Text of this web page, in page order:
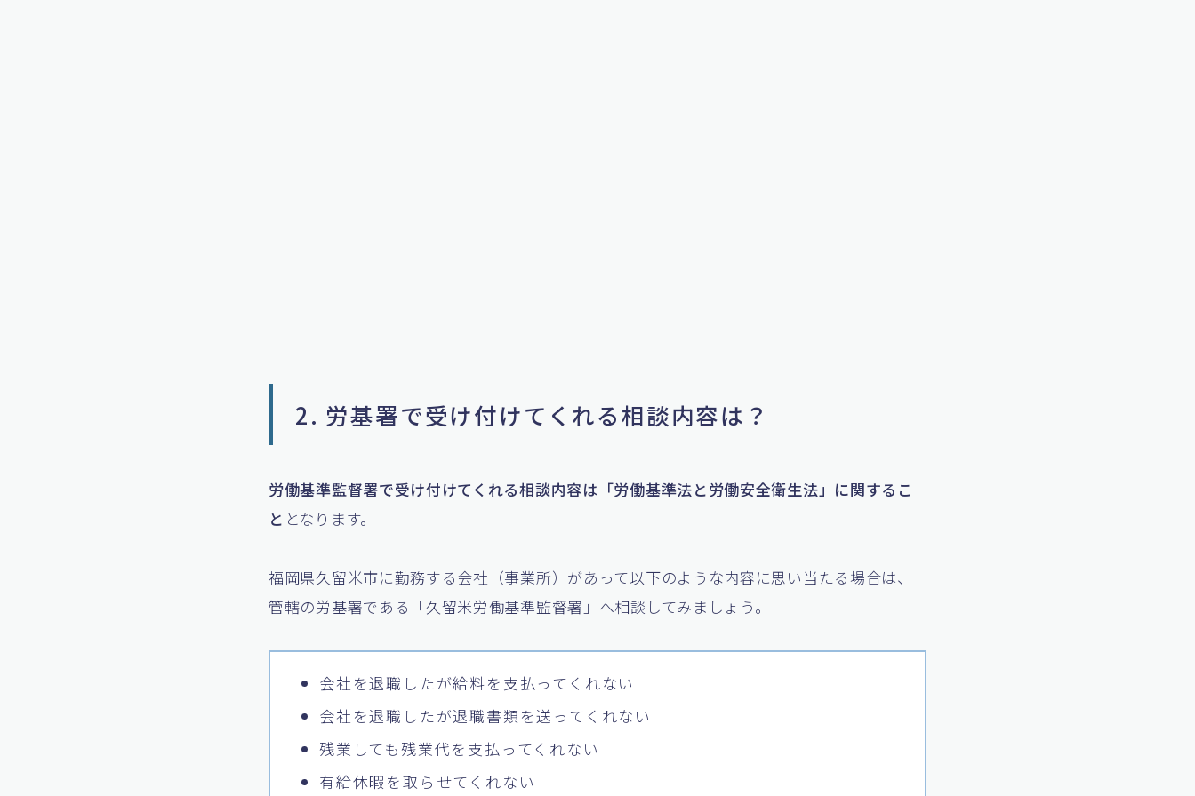
2. 労基署で受け付けてくれる相談内容は？
労働基準監督署で受け付けてくれる相談内容は「労働基準法と労働安全衛生法」に関するこ
と となります。
福岡県久留米市に勤務する会社（事業所）があって以下のような内容に思い当たる場合は、
管轄の労基署である「久留米労働基準監督署」へ相談してみましょう。
会社を退職したが給料を支払ってくれない
会社を退職したが退職書類を送ってくれない
残業しても残業代を支払ってくれない
有給休暇を取らせてくれない